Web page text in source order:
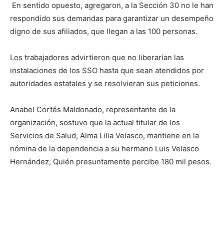
En sentido opuesto, agregaron, a la Sección 30 no le han
respondido sus demandas para garantizar un desempeño
digno de sus afiliados, que llegan a las 100 personas.
Los trabajadores advirtieron que no liberarían las
instalaciones de los SSO hasta que sean atendidos por
autoridades estatales y se resolvieran sus peticiones.
Anabel Cortés Maldonado, representante de la
organización, sostuvo que la actual titular de los
Servicios de Salud, Alma Lilia Velasco, mantiene en la
nómina de la dependencia a su hermano Luis Velasco
Hernández, Quién presuntamente percibe 180 mil pesos.